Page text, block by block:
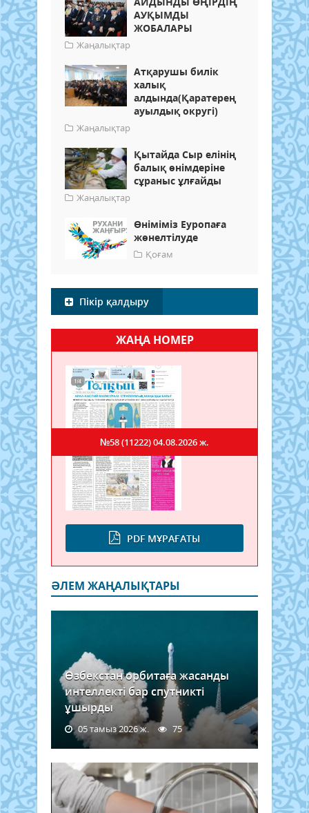
АУҚЫМДЫ
ЖОБАЛАРЫ
Жаңалықтар
Атқарушы билік
халық
алдында(Қаратерең
ауылдық округі)
Жаңалықтар
Қытайда Сыр елінің
балық өнімдеріне
сұраныс ұлғайды
Жаңалықтар
Өніміміз Еуропаға
жөнелтілуде
Қоғам
Пікір қалдыру
ЖАҢА НОМЕР
PDF МҰРАҒАТЫ
№58 (11222)04.08.2026 ж.
ӘЛЕМ ЖАҢАЛЫҚТАРЫ
Өзбекстан орбитаға жасанды
интеллекті бар спутникті
ұшырды
05 тамыз 2026 ж. 75